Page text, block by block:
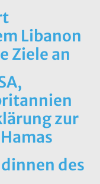
Libanon
Ziele an
zur
des